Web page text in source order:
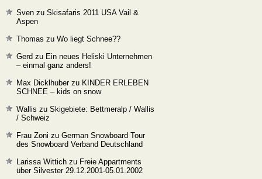
Sven zu Skisafaris 2011 USA Vail &
Aspen
Thomas zu Wo liegt Schnee??
Gerd zu Ein neues Heliski Unternehmen
– einmal ganz anders!
Max Dicklhuberzu KINDER ERLEBEN
SCHNEE – kids on snow
Wallis zu Skigebiete: Bettmeralp / Wallis
/ Schweiz
Frau Zoni zu German Snowboard Tour
des Snowboard Verband Deutschland
Larissa Wittich zu Freie Appartments
über Silvester 29.12.2001-05.01.2002